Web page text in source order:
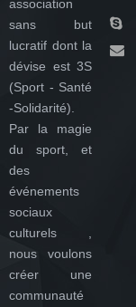
association
sans but
lucratif dont la
dévise est 3S
(Sport - Santé
-Solidarité).
Par la magie
du sport, et
des
événements
sociaux
culturels ,
nous voulons
créer une
communauté